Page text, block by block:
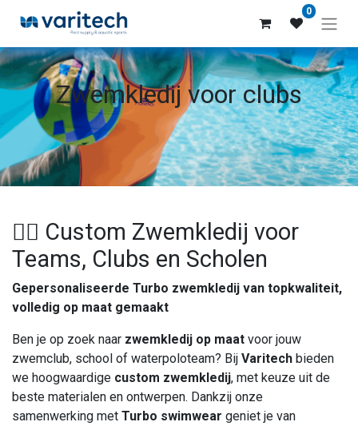
0
Zwemkledij voor clubs
🏊‍♂️ Custom Zwemkledij voor
Teams, Clubs en Scholen
Gepersonaliseerde Turbo zwemkledij van topkwaliteit,
volledig op maat gemaakt
Ben je op zoek naar zwemkledij op maat voor jouw
zwemclub, school of waterpoloteam? Bij Varitech bieden
we hoogwaardige custom zwemkledij, met keuze uit de
beste materialen en ontwerpen. Dankzij onze
samenwerking met Turbo swimwear geniet je van